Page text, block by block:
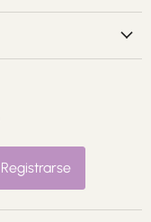
Registrarse